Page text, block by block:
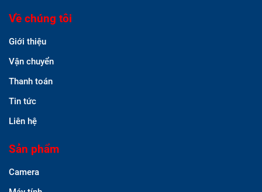
Về chúng tôi
Giới thiệu
Vận chuyển
Thanh toán
Tin tức
Liên hệ
Sản phẩm
Camera